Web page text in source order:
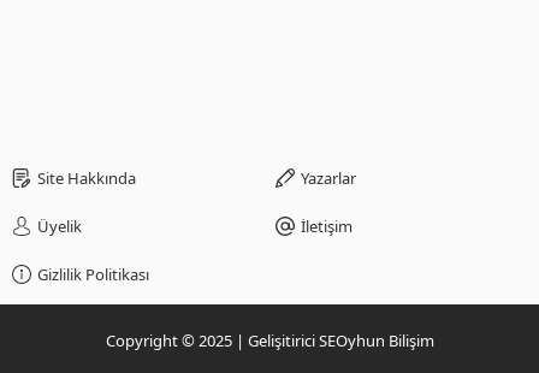
Site Hakkında Yazarlar
Üyelik İletişim
Gizlilik Politikası
Copyright © 2025 | Gelişitirici SEOyhun Bilişim